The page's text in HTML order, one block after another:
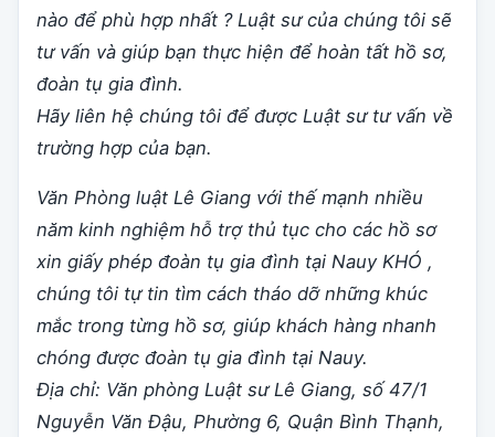
nào để phù hợp nhất ? Luật sư của chúng tôi sẽ
tư vấn và giúp bạn thực hiện để hoàn tất hồ sơ,
đoàn tụ gia đình.
Hãy liên hệ chúng tôi để được Luật sư tư vấn về
trường hợp của bạn.
Văn Phòng luật Lê Giang với thế mạnh nhiều
năm kinh nghiệm hỗ trợ thủ tục cho các hồ sơ
xin giấy phép đoàn tụ gia đình tại Nauy KHÓ ,
chúng tôi tự tin tìm cách tháo dỡ những khúc
mắc trong từng hồ sơ, giúp khách hàng nhanh
chóng được đoàn tụ gia đình tại Nauy.
Địa chỉ: Văn phòng Luật sư Lê Giang, số 47/1
Nguyễn Văn Đậu, Phường 6, Quận Bình Thạnh,